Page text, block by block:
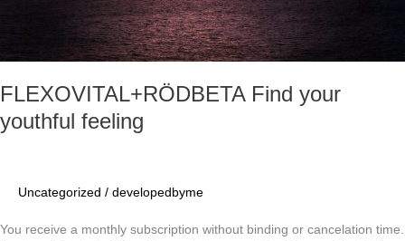
FLEXOVITAL+RÖDBETA Find your
youthful feeling
Uncategorized / developedbyme
You receive a monthly subscription without binding or cancelation time.